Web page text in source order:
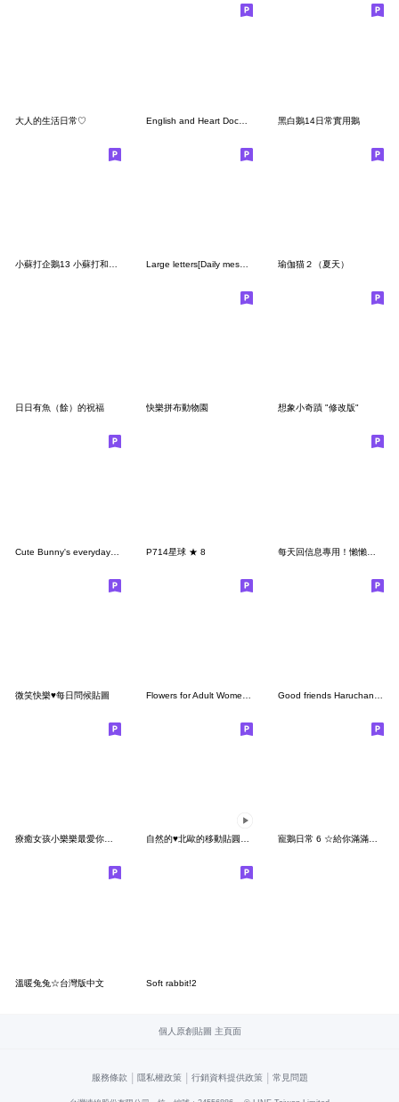
大人的生活日常♡ 黑白鵝14日常實用鵝
瑜伽猫２（夏天）
日日有魚（餘）的祝福 快樂拼布動物園 想象小奇蹟 "修改版"
P714星球 ★ 8 每天回信息專用！懶懶貓 7TW
微笑快樂♥每日問候貼圖
療癒女孩小樂樂最愛你了！ 自然的♥北歐的移動貼圓（甜蜜/問候） 寵鵝日常 6 ☆給你滿滿情緒價值☆
溫暖兔兔☆台灣版中文 Soft rabbit!2
個人原創貼圖 主頁面
服務條款 | 隱私權政策 | 行銷資料提供政策 | 常見問題